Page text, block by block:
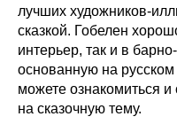
лучших художников-
сказкой. Гобелен
интерьер, так и в
основанную на
можете ознакомиться
на сказочную тему.